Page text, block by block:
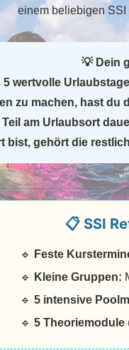
einem beliebigen SSI
💡 Dein
5 wertvolle
zu machen, hast du
Teil am Urlaubsort
bist, gehört die
📋 SSI
🔹 Feste
🔹
Kleine Gruppen:
🔹 5 intensive
🔹 5 Theoriemodule